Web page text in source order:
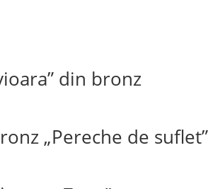
din bronz
„Pereche de suflet”